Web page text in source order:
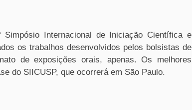
Internacional de Iniciação Científica e
os trabalhos desenvolvidos pelos bolsistas de
de exposições orais, apenas. Os melhores
do SIICUSP, que ocorrerá em São Paulo.